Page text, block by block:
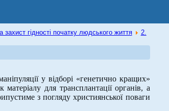
гідності початку людського життя
2.
у відборі «генетично кращих»
для трансплантації органів, а
з погляду християнської поваги